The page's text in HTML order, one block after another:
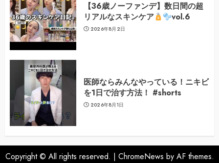
【36歳ノーファンデ】数日間の超
リアルなスキンケア
vol.6
2026年8月2日
医師ならみんなやっている！ニキビ
を1日で治す方法！ #shorts
2026年8月1日
Copyright © All rights reserved. | ChromeNews by AF themes.